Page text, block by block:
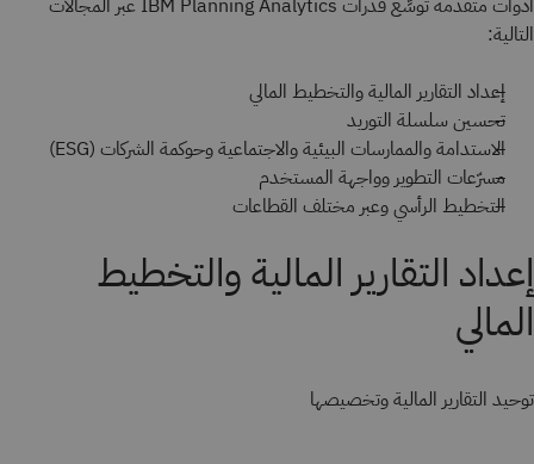
أدوات متقدمة توسِّع قدرات IBM Planning Analytics عبر المجالات
التالية:
إعداد التقارير المالية والتخطيط المالي
تحسين سلسلة التوريد
الاستدامة والممارسات البيئية والاجتماعية وحوكمة الشركات (ESG)
مسرّعات التطوير وواجهة المستخدم
التخطيط الرأسي وعبر مختلف القطاعات
إعداد التقارير المالية والتخطيط
المالي
توحيد التقارير المالية وتخصيصها